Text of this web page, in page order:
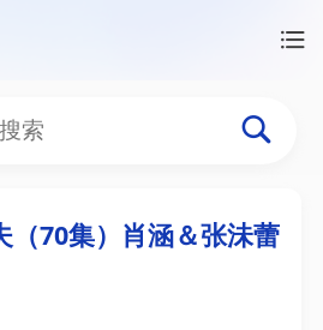
（70集）肖涵＆张沬蕾